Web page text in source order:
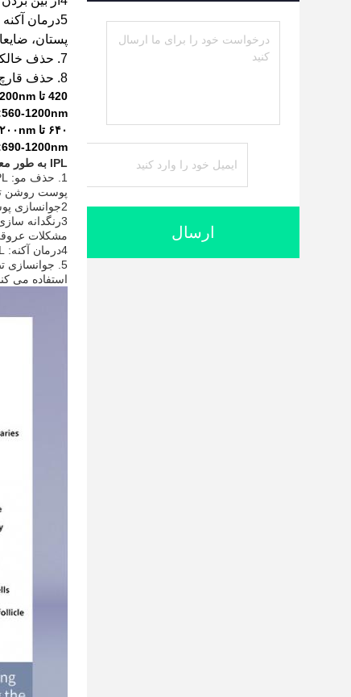
ارسال
5درمان آکنه
پستان،
7. حذف خالکوبی (حواش، خط لب، چشم
8. حذف قارچ ناخن
420 تا 1200nm: آکنه 530 تا 1200nm: حذف رنگدانه
560-1200nm: جوان سازی پوست، درمان منافذ خشن، ارتقاء انعطاف پذیری پوست
۶۴۰ تا ۱۲۰۰nm: درمان تلانژکتاسی
690-1200nm: موهای تیره m22 Ipl ماشین موهای دائمی Laser Light Laser Laser
IPL به طور معمول برای اهداف مختلف استفاده می شود:
پوست روشن
2جوانسازی پوست: IPL می تواند تولید کلاژن را تحریک کند، به بهبود بافت پوست، کاهش خطوط نازک و حتی نامنظمیت های رنگدانه کمک کند.
مشکلات
4درمان آکنه: IPL می تواند به کاهش التهاب کمک کند و باکتری های مسئول بروز آکنه را هدف قرار دهد.
استفاده می